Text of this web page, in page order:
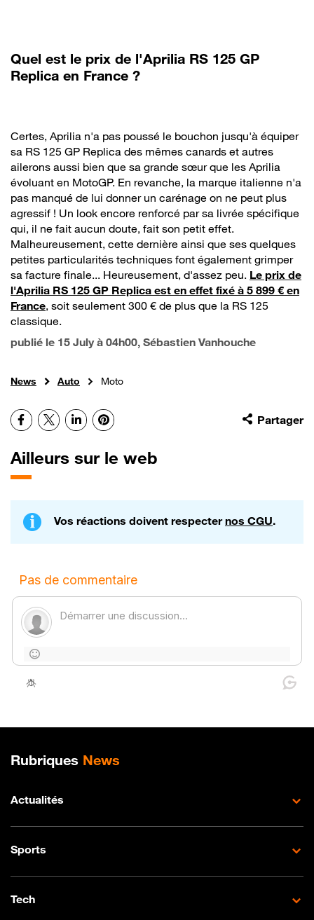
Quel est le prix de l'Aprilia RS 125 GP
Replica en France ?
Certes, Aprilia n'a pas poussé le bouchon jusqu'à équiper
sa RS 125 GP Replica des mêmes canards et autres
ailerons aussi bien que sa grande sœur que les Aprilia
évoluant en MotoGP. En revanche, la marque italienne n'a
pas manqué de lui donner un carénage on ne peut plus
agressif ! Un look encore renforcé par sa livrée spécifique
qui, il ne fait aucun doute, fait son petit effet.
Malheureusement, cette dernière ainsi que ses quelques
petites particularités techniques font également grimper
sa facture finale... Heureusement, d'assez peu. Le prix de
l'Aprilia RS 125 GP Replica est en effet fixé à 5 899 € en
France, soit seulement 300 € de plus que la RS 125
classique.
publié le 15 July à 04h00, Sébastien Vanhouche
News Auto Moto
Partager
Facebook
X LinkedInPinterest
Ailleurs sur le web
Vos réactions doivent respecternos CGU.
Plan de site
Rubriques News
Actualités
Sports
Tech